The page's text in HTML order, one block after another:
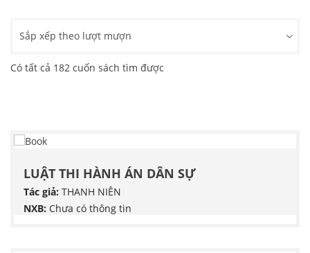
Sắp xếp theo lượt mượn
Có tất cả 182 cuốn sách tìm được
LUẬT THI HÀNH ÁN DÂN SỰ
Tác giả: THANH NIÊN
NXB: Chưa có thông tin